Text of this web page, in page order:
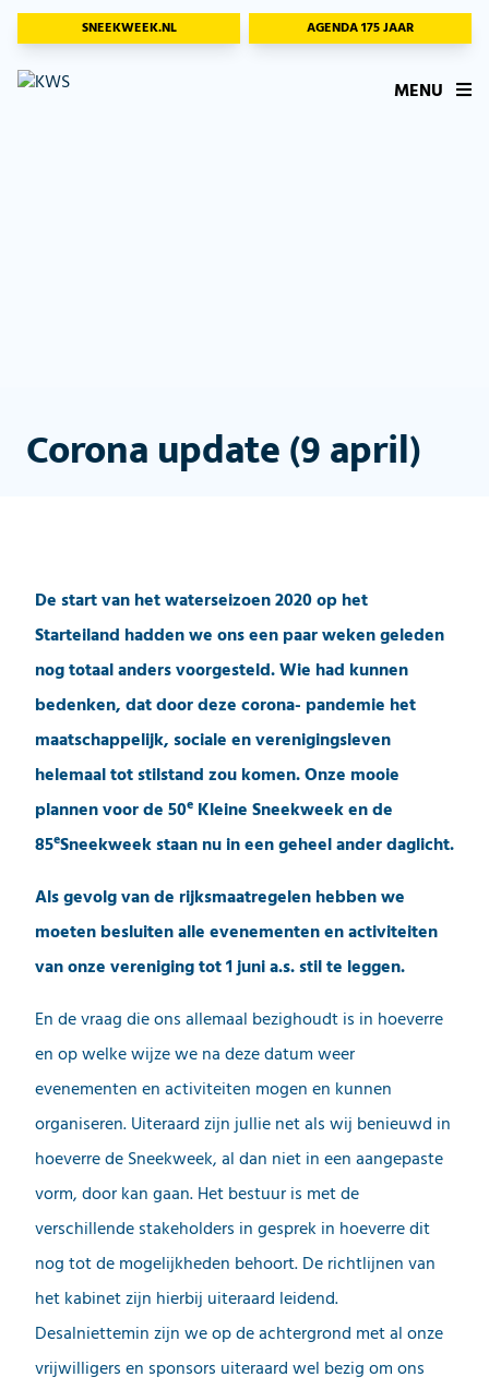
SNEEKWEEK.NL AGENDA 175 JAAR
MENU
Corona update (9 april)
De start van het waterseizoen 2020 op het
Starteiland hadden we ons een paar weken geleden
nog totaal anders voorgesteld. Wie had kunnen
bedenken, dat door deze corona- pandemie het
maatschappelijk, sociale en verenigingsleven
helemaal tot stilstand zou komen. Onze mooie
plannen voor de 50e Kleine Sneekweek en de
85eSneekweek staan nu in een geheel ander daglicht.
Als gevolg van de rijksmaatregelen hebben we
moeten besluiten alle evenementen en activiteiten
van onze vereniging tot 1 juni a.s. stil te leggen.
En de vraag die ons allemaal bezighoudt is in hoeverre
en op welke wijze we na deze datum weer
evenementen en activiteiten mogen en kunnen
organiseren. Uiteraard zijn jullie net als wij benieuwd in
hoeverre de Sneekweek, al dan niet in een aangepaste
vorm, door kan gaan. Het bestuur is met de
verschillende stakeholders in gesprek in hoeverre dit
nog tot de mogelijkheden behoort. De richtlijnen van
het kabinet zijn hierbij uiteraard leidend.
Desalniettemin zijn we op de achtergrond met al onze
vrijwilligers en sponsors uiteraard wel bezig om ons